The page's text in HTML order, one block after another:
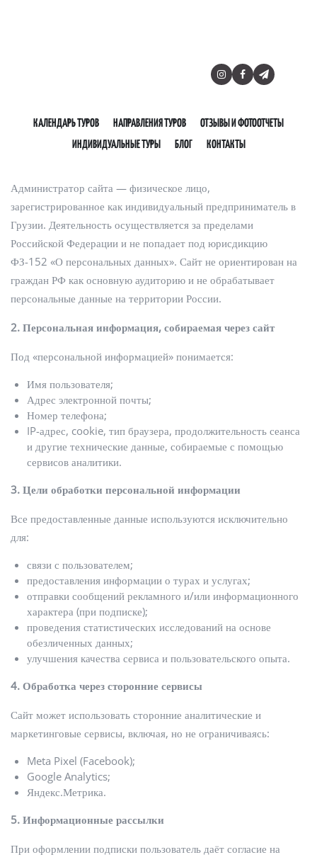
КАЛЕНДАРЬ ТУРОВ НАПРАВЛЕНИЯ ТУРОВ
ОТЗЫВЫ И ФОТООТЧЕТЫ
ИНДИВИДУАЛЬНЫЕ ТУРЫ
БЛОГ КОНТАКТЫ
Настоящая Политика конфиденциальности определяет порядок
обработки и защиты персональных данных пользователей
Администратор сайта — физическое лицо,
зарегистрированное как индивидуальный предприниматель в
Грузии. Деятельность осуществляется за пределами
Российской Федерации и не попадает под юрисдикцию
ФЗ-152 «О персональных данных». Сайт не ориентирован на
граждан РФ как основную аудиторию и не обрабатывает
персональные данные на территории России.
2. Персональная информация, собираемая через сайт
Под «персональной информацией» понимается:
Имя пользователя;
Адрес электронной почты;
Номер телефона;
IP-адрес, cookie, тип браузера, продолжительность сеанса
и другие технические данные, собираемые с помощью
сервисов аналитики.
3. Цели обработки персональной информации
Все предоставленные данные используются исключительно
для:
связи с пользователем;
предоставления информации о турах и услугах;
отправки сообщений рекламного и/или информационного
характера (при подписке);
проведения статистических исследований на основе
обезличенных данных;
улучшения качества сервиса и пользовательского опыта.
4. Обработка через сторонние сервисы
Сайт может использовать сторонние аналитические и
маркетинговые сервисы, включая, но не ограничиваясь:
Meta Pixel (Facebook);
Google Analytics;
Яндекс.Метрика.
5. Информационные рассылки
При оформлении подписки пользователь даёт согласие на